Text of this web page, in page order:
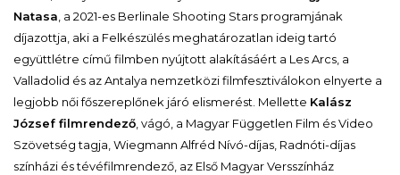
Natasa, a 2021-es Berlinale Shooting Stars programjának
díjazottja, aki a Felkészülés meghatározatlan ideig tartó
együttlétre című filmben nyújtott alakításáért a Les Arcs, a
Valladolid és az Antalya nemzetközi filmfesztiválokon elnyerte a
legjobb női főszereplőnek járó elismerést. Mellette Kalász
József filmrendező, vágó, a Magyar Független Film és Video
Szövetség tagja, Wiegmann Alfréd Nívó-díjas, Radnóti-díjas
színházi és tévéfilmrendező, az Első Magyar Versszínház